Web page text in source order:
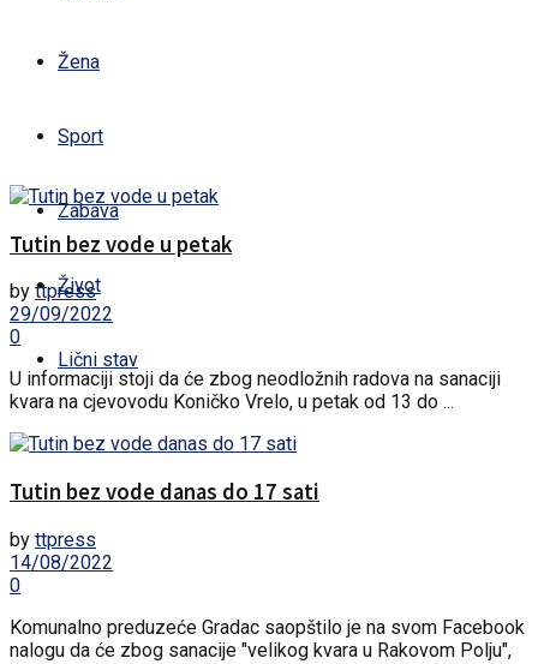
Žena
Sport
Zabava
Život
Lični stav
Tutin bez vode u petak
by ttpress
29/09/2022
0
U informaciji stoji da će zbog neodložnih radova na sanaciji
kvara na cjevovodu Koničko Vrelo, u petak od 13 do ...
Tutin bez vode danas do 17 sati
by ttpress
14/08/2022
0
Komunalno preduzeće Gradac saopštilo je na svom Facebook
nalogu da će zbog sanacije "velikog kvara u Rakovom Polju",